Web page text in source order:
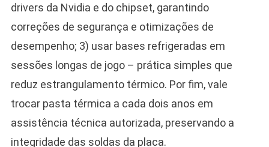
drivers da Nvidia e do chipset, garantindo
correções de segurança e otimizações de
desempenho; 3) usar bases refrigeradas em
sessões longas de jogo – prática simples que
reduz estrangulamento térmico. Por fim, vale
trocar pasta térmica a cada dois anos em
assistência técnica autorizada, preservando a
integridade das soldas da placa.